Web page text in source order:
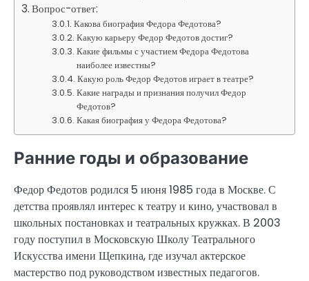
Вопрос-ответ:
Какова биография Федора Федотова?
Какую карьеру Федор Федотов достиг?
Какие фильмы с участием Федора Федотова
наиболее известны?
Какую роль Федор Федотов играет в театре?
Какие награды и признания получил Федор
Федотов?
Какая биография у Федора Федотова?
Ранние годы и образование
Федор Федотов родился 5 июня 1985 года в Москве. С
детства проявлял интерес к театру и кино, участвовал в
школьных постановках и театральных кружках. В 2003
году поступил в Московскую Школу Театрального
Искусства имени Щепкина, где изучал актерское
мастерство под руководством известных педагогов.